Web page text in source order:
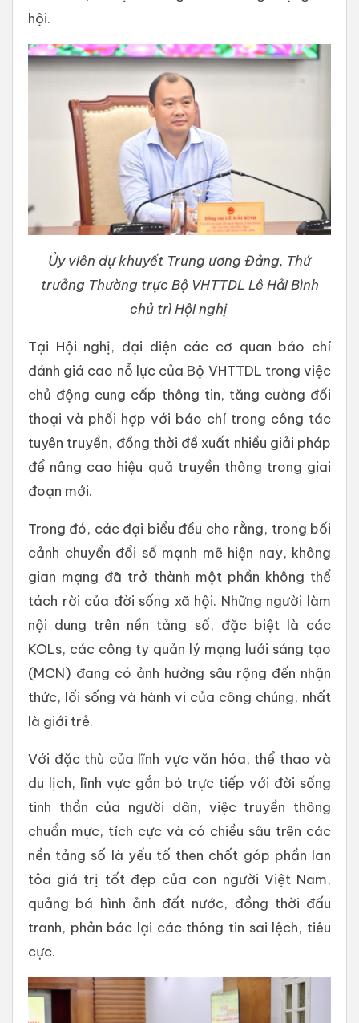
hội.
Ủy viên dự khuyết Trung ương Đảng, Thứ
trưởng Thường trực Bộ VHTTDL Lê Hải Bình
chủ trì Hội nghị
Tại Hội nghị, đại diện các cơ quan báo chí
đánh giá cao nỗ lực của Bộ VHTTDL trong việc
chủ động cung cấp thông tin, tăng cường đối
thoại và phối hợp với báo chí trong công tác
tuyên truyền, đồng thời đề xuất nhiều giải pháp
để nâng cao hiệu quả truyền thông trong giai
đoạn mới.
Trong đó, các đại biểu đều cho rằng, trong bối
cảnh chuyển đổi số mạnh mẽ hiện nay, không
gian mạng đã trở thành một phần không thể
tách rời của đời sống xã hội. Những người làm
nội dung trên nền tảng số, đặc biệt là các
KOLs, các công ty quản lý mạng lưới sáng tạo
(MCN) đang có ảnh hưởng sâu rộng đến nhận
thức, lối sống và hành vi của công chúng, nhất
là giới trẻ.
Với đặc thù của lĩnh vực văn hóa, thể thao và
du lịch, lĩnh vực gắn bó trực tiếp với đời sống
tinh thần của người dân, việc truyền thông
chuẩn mực, tích cực và có chiều sâu trên các
nền tảng số là yếu tố then chốt góp phần lan
tỏa giá trị tốt đẹp của con người Việt Nam,
quảng bá hình ảnh đất nước, đồng thời đấu
tranh, phản bác lại các thông tin sai lệch, tiêu
cực.